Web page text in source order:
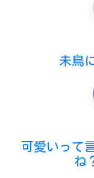
未鳥
可愛いって
ね